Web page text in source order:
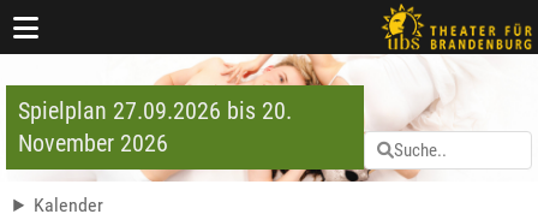
Spielplan 27.09.2026 bis 20.
November 2026
Kalender